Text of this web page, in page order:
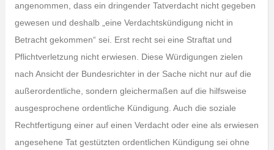
angenommen, dass ein dringender Tatverdacht nicht gegeben
gewesen und deshalb „eine Verdachtskündigung nicht in
Betracht gekommen“ sei. Erst recht sei eine Straftat und
Pflichtverletzung nicht erwiesen. Diese Würdigungen zielen
nach Ansicht der Bundesrichter in der Sache nicht nur auf die
außerordentliche, sondern gleichermaßen auf die hilfsweise
ausgesprochene ordentliche Kündigung. Auch die soziale
Rechtfertigung einer auf einen Verdacht oder eine als erwiesen
angesehene Tat gestützten ordentlichen Kündigung sei ohne